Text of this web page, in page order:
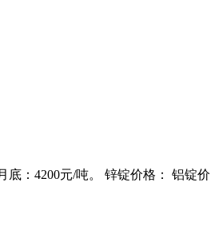
底：4200元/吨。 锌锭价格： 铝锭价